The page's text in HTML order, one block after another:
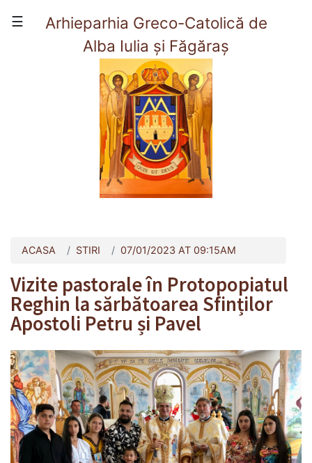
☰
Arhieparhia Greco-Catolică de
Alba Iulia și Făgăraș
×
(current)
Viata Arhieparhiei
ACASA STIRI 07/01/2023 AT 09:15AM
Vizite pastorale în Protopopiatul
Reghin la sărbătoarea Sfinților
Apostoli Petru și Pavel